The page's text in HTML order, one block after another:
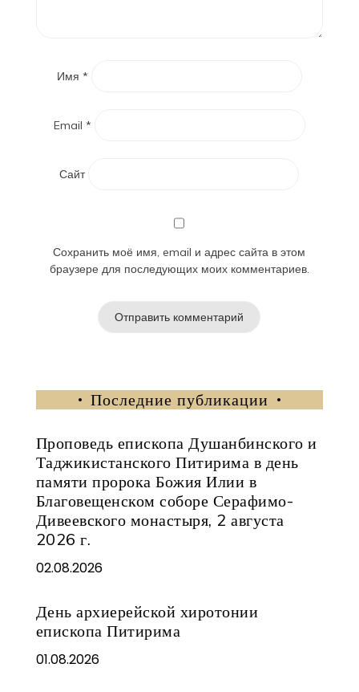
Имя *
Email *
Сайт
Сохранить моё имя, email и адрес сайта в этом
браузере для последующих моих комментариев.
Последние публикации
Проповедь епископа Душанбинского и
Таджикистанского Питирима в день
памяти пророка Божия Илии в
Благовещенском соборе Серафимо-
Дивеевского монастыря, 2 августа
2026 г.
02.08.2026
День архиерейской хиротонии
епископа Питирима
01.08.2026